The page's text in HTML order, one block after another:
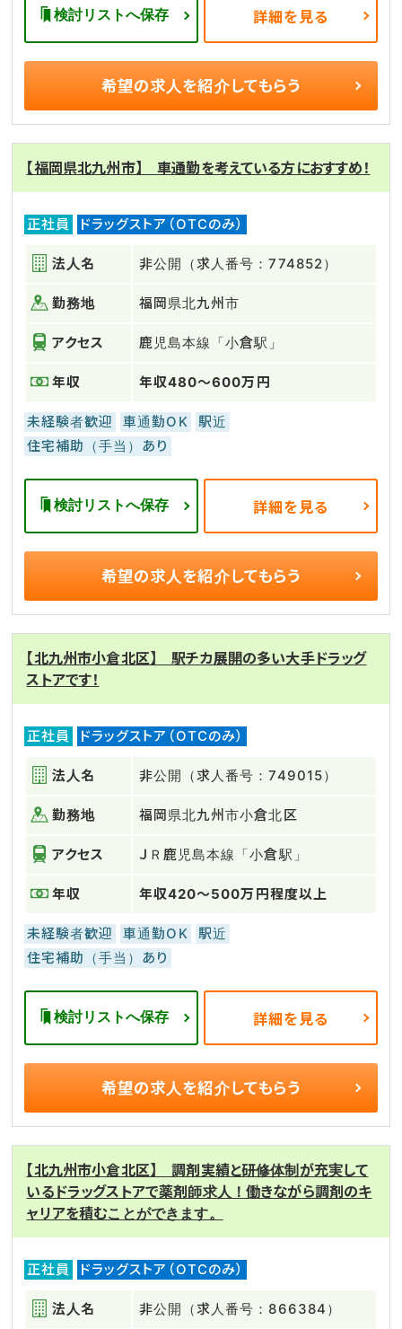
検討リストへ保存 詳細を見る
希望の求人を紹介してもらう
【福岡県北九州市】 車通勤を考えている方におすすめ！
正社員 ドラッグストア（OTCのみ）
法人名 非公開（求人番号：774852）
勤務地 福岡県北九州市
アクセス 鹿児島本線「小倉駅」
年収 年収480～600万円
未経験者歓迎 車通勤OK
駅近
住宅補助（手当）あり
検討リストへ保存 詳細を見る
希望の求人を紹介してもらう
【北九州市小倉北区】 駅チカ展開の多い大手ドラッグ
ストアです！
正社員 ドラッグストア（OTCのみ）
法人名 非公開（求人番号：749015）
勤務地 福岡県北九州市小倉北区
アクセス ＪＲ鹿児島本線「小倉駅」
年収 年収420～500万円程度以上
未経験者歓迎 車通勤OK
駅近
住宅補助（手当）あり
検討リストへ保存 詳細を見る
希望の求人を紹介してもらう
【北九州市小倉北区】 調剤実績と研修体制が充実して
いるドラッグストアで薬剤師求人！働きながら調剤のキ
ャリアを積むことができます。
正社員 ドラッグストア（OTCのみ）
法人名 非公開（求人番号：866384）